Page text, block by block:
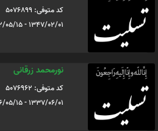
کد متوفی: 5076899
1347/02/01 - 1362/05/15
نورمحمد زرقانی
کد متوفی: 5076962
1337/06/01 - 1396/05/15